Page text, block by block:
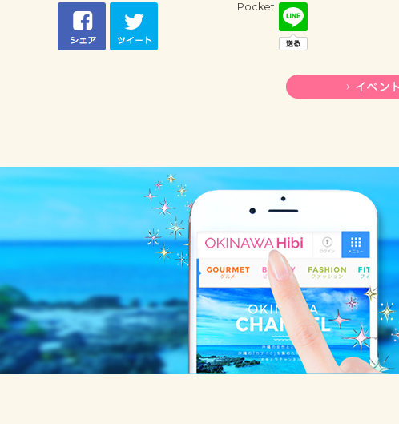
Pocket